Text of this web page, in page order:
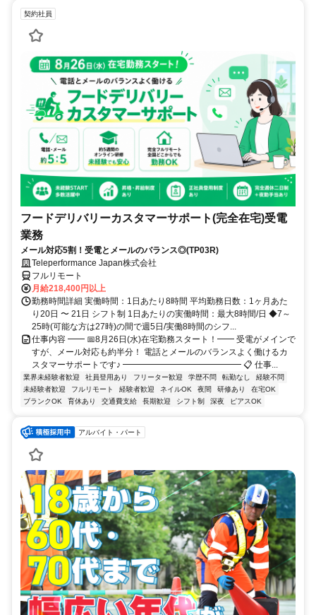
契約社員
フードデリバリーカスタマーサポート(完全在宅)受電
業務
メール対応5割！受電とメールのバランス◎(TP03R)
Teleperformance Japan株式会社
フルリモート
月給218,400円以上
勤務時間詳細 実働時間：1日あたり8時間 平均勤務日数：1ヶ月あた
り20日 〜 21日 シフト制 1日あたりの実働時間：最大8時間/日 ◆7～
25時(可能な方は27時)の間で週5日/実働8時間のシフ...
仕事内容 ━━ 📅8月26日(水)在宅勤務スタート！━━ 受電がメインで
すが、メール対応も約半分！ 電話とメールのバランスよく働けるカ
スタマーサポートです♪ ━━━━━━━━━━━━━━ 📋 仕事...
業界未経験者歓迎 社員登用あり フリーター歓迎 学歴不問 転勤なし
経験不問
未経験者歓迎
フルリモート 経験者歓迎 ネイルOK 夜間 研修あり
在宅OK
ブランクOK
育休あり 交通費支給 長期歓迎 シフト制 深夜 ピアスOK
アルバイト・パート